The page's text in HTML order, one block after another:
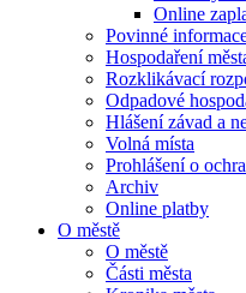
Online
Povinné
Hospodaření
Rozklikávací
Odpadové
Hlášení závad a
Volná místa
Prohlášení o
Archiv
Online platby
O městě
O městě
Části města